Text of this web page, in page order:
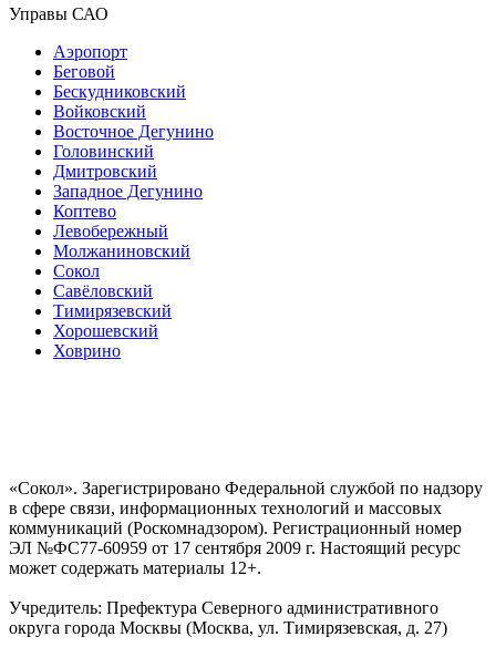
Управы САО
Аэропорт
Беговой
Бескудниковский
Войковский
Восточное Дегунино
Головинский
Дмитровский
Западное Дегунино
Коптево
Левобережный
Молжаниновский
Сокол
Савёловский
Тимирязевский
Хорошевский
Ховрино
«Сокол». Зарегистрировано Федеральной службой по надзору
в сфере связи, информационных технологий и массовых
коммуникаций (Роскомнадзором). Регистрационный номер
ЭЛ №ФС77-60959 от 17 сентября 2009 г. Настоящий ресурс
может содержать материалы 12+.
Учредитель: Префектура Северного административного
округа города Москвы (Москва, ул. Тимирязевская, д. 27)